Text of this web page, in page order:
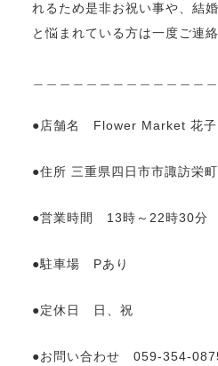
れるため是非お祝い事や、結
と悩まれている方は一度ご連
●店舗名 Flower Market 花子
●住所 三重県四日市市諏訪栄
●営業時間 13時～22時30分
●駐車場 Pあり
●定休日 日、祝
●お問い合わせ 059-354-